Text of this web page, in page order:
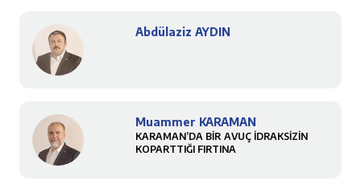
Abdülaziz AYDIN
Muammer KARAMAN
KARAMAN’DA BİR AVUÇ İDRAKSİZİN
KOPARTTIĞI FIRTINA